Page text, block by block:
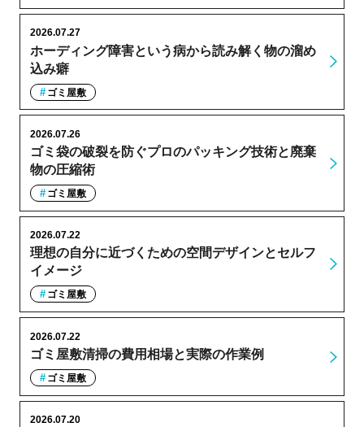
ホーディング障害という病から読み解く物の溜め
込み癖
2026.07.27
ゴミ屋敷
ゴミ袋の破裂を防ぐプロのパッキング技術と廃棄
物の圧縮術
2026.07.26
ゴミ屋敷
理想の自分に近づくための空間デザインとセルフ
イメージ
2026.07.22
ゴミ屋敷
ゴミ屋敷清掃の費用相場と実際の作業例
2026.07.22
ゴミ屋敷
2026.07.20